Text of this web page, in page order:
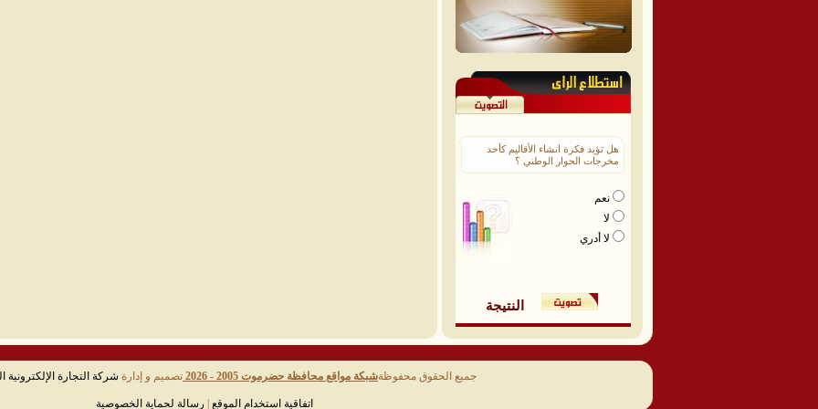
هل تؤيد فكرة انشاء الأقاليم كأحد
مخرجات الحوار الوطني ؟
نعم
لا
لا أدري
النتيجة
جميع الحقوق محفوظةشبكة مواقع محافظة حضرموت 2005 - 2026 تصميم و إدارة شركة التجارة الإلكترونية
اتفاقية استخدام الموقع رسالة لحماية الخصوصية